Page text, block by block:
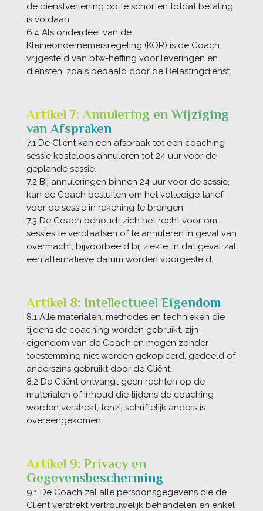
de dienstverlening op te schorten totdat betaling
is voldaan.
6.4 Als onderdeel van de
Kleineondernemersregeling (KOR) is de Coach
vrijgesteld van btw-heffing voor leveringen en
diensten, zoals bepaald door de Belastingdienst.
Artikel 7: Annulering en Wijziging
van Afspraken
7.1 De Cliënt kan een afspraak tot een coaching
sessie kosteloos annuleren tot 24 uur voor de
geplande sessie.
7.2 Bij annuleringen binnen 24 uur voor de sessie,
kan de Coach besluiten om het volledige tarief
voor de sessie in rekening te brengen.
7.3 De Coach behoudt zich het recht voor om
sessies te verplaatsen of te annuleren in geval van
overmacht, bijvoorbeeld bij ziekte. In dat geval zal
een alternatieve datum worden voorgesteld.
Artikel 8: Intellectueel Eigendom
8.1 Alle materialen, methodes en technieken die
tijdens de coaching worden gebruikt, zijn
eigendom van de Coach en mogen zonder
toestemming niet worden gekopieerd, gedeeld of
anderszins gebruikt door de Cliënt.
8.2 De Cliënt ontvangt geen rechten op de
materialen of inhoud die tijdens de coaching
worden verstrekt, tenzij schriftelijk anders is
overeengekomen.
Artikel 9: Privacy en
Gegevensbescherming
9.1 De Coach zal alle persoonsgegevens die de
Cliënt verstrekt vertrouwelijk behandelen en enkel